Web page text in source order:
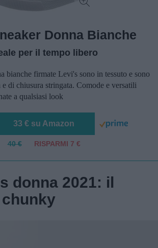
Donna Bianche
per il tempo libero
bianche firmate Levi's sono in tessuto e sono
e di chiusura stringata. Comode e versatili
a qualsiasi look
33 € su Amazon
40 € RISPARMI 7 €
donna 2021: il